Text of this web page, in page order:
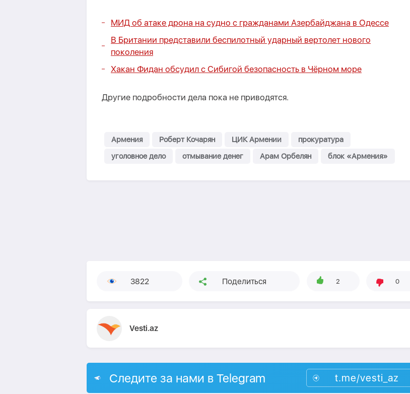
МИД об атаке дрона на судно с гражданами Азербайджана в Одессе
В Британии представили беспилотный ударный вертолет нового
поколения
Хакан Фидан обсудил с Сибигой безопасность в Чёрном море
Другие подробности дела пока не приводятся.
Армения Роберт Кочарян ЦИК Армении
прокуратура
уголовное дело
отмывание денег Арам Орбелян блок «Армения»
3822 Поделиться 2 0
Vesti.az
Следите за нами в Telegram t.me/vesti_az